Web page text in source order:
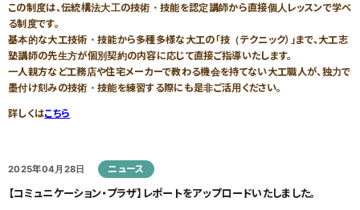
この制度は、伝統構法大工の技術・技能を認定講師から直接個人レッスンで学べ
る制度です。
基本的な大工技術・技能から多種多様な大工の「技（テクニック）」まで、大工志
塾講師の先生方が個別契約の内容に応じて直接ご指導いたします。
一人親方など工務店や住宅メーカーで教わる機会を持てない大工職人が、独力で
墨付け刻みの技術・技能を練習する際にも是非ご活用ください。
詳しくはこちら
2025年04月28日 ニュース
【コミュニケーション・プラザ】レポートをアップロードいたしました。